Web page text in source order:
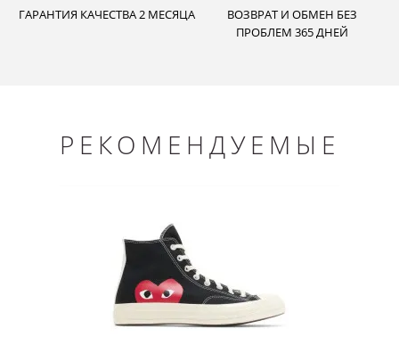
ГАРАНТИЯ КАЧЕСТВА2 МЕСЯЦА
ВОЗВРАТ И ОБМЕН БЕЗ
ПРОБЛЕМ 365 ДНЕЙ
РЕКОМЕНДУЕМЫЕ